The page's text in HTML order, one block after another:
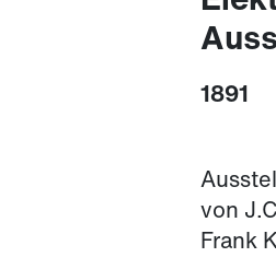
1891
von
Frank